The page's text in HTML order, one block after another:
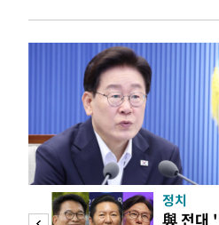
정치
與 전대